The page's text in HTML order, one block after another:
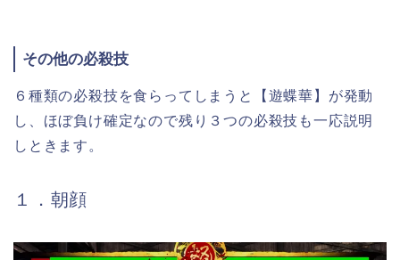
その他の必殺技
６種類の必殺技を食らってしまうと【遊蝶華】が発動
し、ほぼ負け確定なので残り３つの必殺技も一応説明
しときます。
１．朝顔